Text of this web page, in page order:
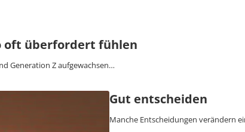
oft überfordert fühlen
Generation Z aufgewachsen…
Gut entscheiden
Manche Entscheidungen verändern